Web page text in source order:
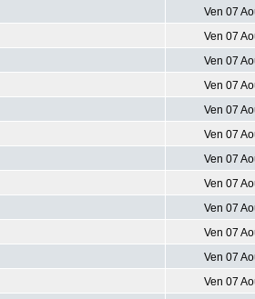
Ven 07
Ven 07
Ven 07
Ven 07
Ven 07
Ven 07
Ven 07
Ven 07
Ven 07
Ven 07
Ven 07
Ven 07